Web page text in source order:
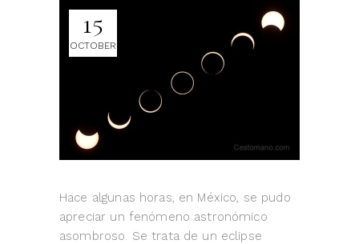
15
OCTOBER
Hace algunas horas, en México, se pudo
apreciar un fenómeno astronómico
asombroso. Se trata de un eclipse